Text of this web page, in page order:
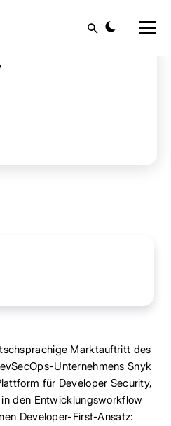
Marktauftritt des
Unternehmens Snyk
für Developer Security,
den Entwicklungsworkflow
Developer-First-Ansatz: